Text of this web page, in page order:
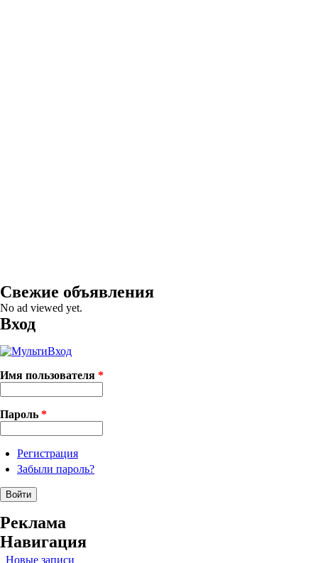
Свежие объявления
No ad viewed yet.
Вход
Имя пользователя *
Пароль *
Регистрация
Забыли пароль?
Реклама
Навигация
Новые записи